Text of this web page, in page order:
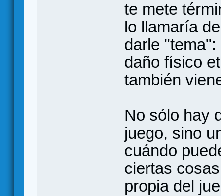
te mete
lo llamaría
darle
daño físico
también
No sólo hay
juego, sino
cuándo
ciertas
propia del